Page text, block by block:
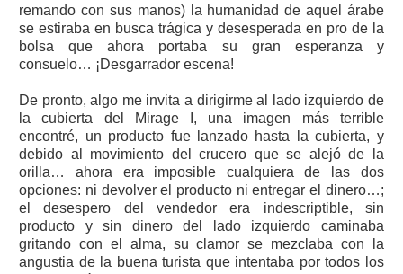
remando con sus manos) la humanidad de aquel árabe
se estiraba en busca trágica y desesperada en pro de la
bolsa que ahora portaba su gran esperanza y
consuelo… ¡Desgarrador escena!
De pronto, algo me invita a dirigirme al lado izquierdo de
la cubierta del Mirage I, una imagen más terrible
encontré, un producto fue lanzado hasta la cubierta, y
debido al movimiento del crucero que se alejó de la
orilla… ahora era imposible cualquiera de las dos
opciones: ni devolver el producto ni entregar el dinero…;
el desespero del vendedor era indescriptible, sin
producto y sin dinero del lado izquierdo caminaba
gritando con el alma, su clamor se mezclaba con la
angustia de la buena turista que intentaba por todos los